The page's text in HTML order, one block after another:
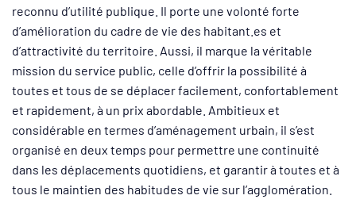
reconnu d’utilité publique. Il porte une volonté forte
d’amélioration du cadre de vie des habitant.es et
d’attractivité du territoire. Aussi, il marque la véritable
mission du service public, celle d’offrir la possibilité à
toutes et tous de se déplacer facilement, confortablement
et rapidement, à un prix abordable. Ambitieux et
considérable en termes d’aménagement urbain, il s’est
organisé en deux temps pour permettre une continuité
dans les déplacements quotidiens, et garantir à toutes et à
tous le maintien des habitudes de vie sur l’agglomération.